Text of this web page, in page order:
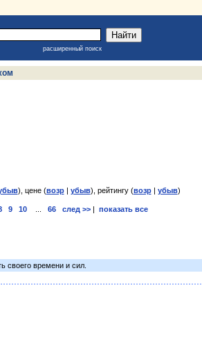
расширенный поиск
), цене (возр| убыв), рейтингу (возр| убыв)
9 10... 66 след >>| показать все
своего времени и сил.